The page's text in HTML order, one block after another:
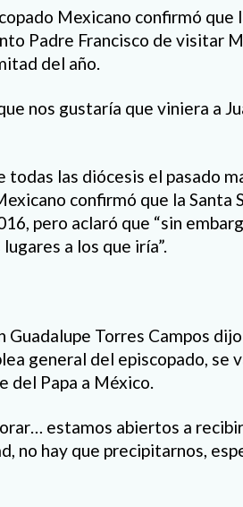
Mexicano confirmó que
Padre Francisco de visitar
del año.
nos gustaría que viniera a
todas las diócesis el pasado
confirmó que la Santa
pero aclaró que “sin
a los que iría”.
Torres Campos
general del episcopado, se
del Papa a México.
estamos abiertos a
no hay que precipitarnos,